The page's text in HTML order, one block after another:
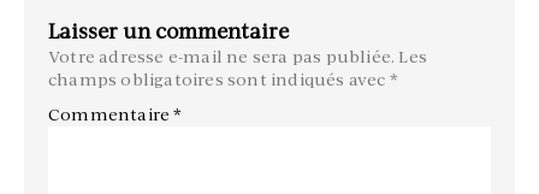
Laisser un commentaire
Votre adresse e-mail ne sera pas publiée. Les
champs obligatoires sont indiqués avec *
Commentaire*